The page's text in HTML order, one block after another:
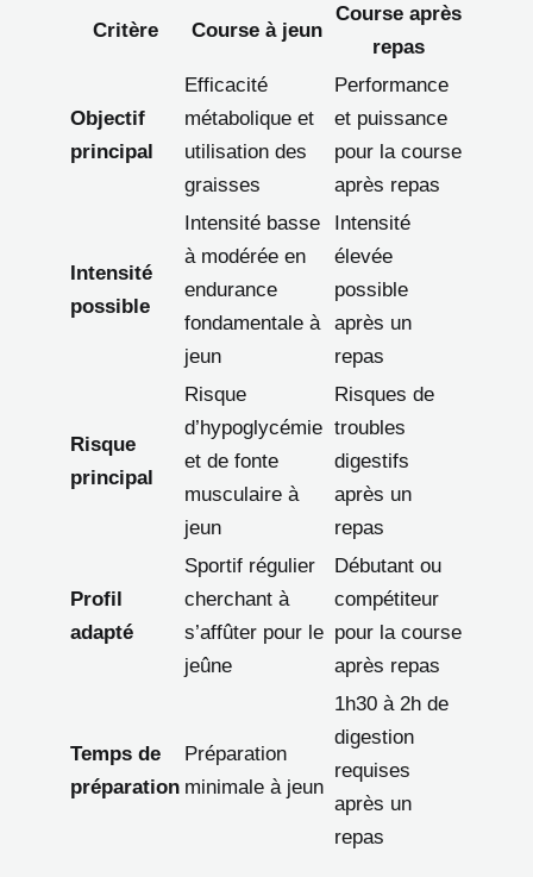
Critère Course à jeun
Course après
repas
Objectif
principal
Efficacité
métabolique et
utilisation des
graisses
Performance
et puissance
pour la course
après repas
Intensité
possible
Intensité basse
à modérée en
endurance
fondamentale à
jeun
Intensité
élevée
possible
après un
repas
Risque
principal
Risque
d’hypoglycémie
et de fonte
musculaire à
jeun
Risques de
troubles
digestifs
après un
repas
Profil
adapté
Sportif régulier
cherchant à
s’affûter pour le
jeûne
Débutant ou
compétiteur
pour la course
après repas
Temps de
préparation
Préparation
minimale à jeun
1h30 à 2h de
digestion
requises
après un
repas